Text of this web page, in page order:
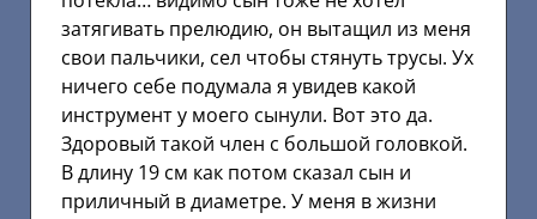
затягивать прелюдию, он вытащил из меня
свои пальчики, сел чтобы стянуть трусы. Ух
ничего себе подумала я увидев какой
инструмент у моего сынули. Вот это да.
Здоровый такой член с большой головкой.
В длину 19 см как потом сказал сын и
приличный в диаметре. У меня в жизни